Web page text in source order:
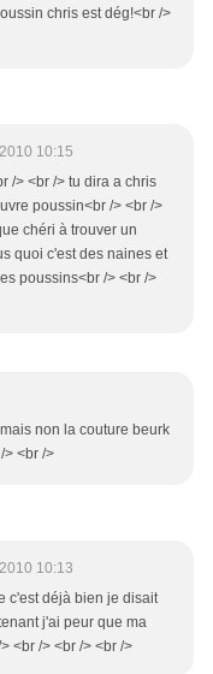
chris est dég!<br />
10:15
/> <br /> tu dira a chris
poussin<br /> <br />
chéri à trouver un
quoi c'est des naines et
poussins<br /> <br />
non la couture beurk
> <br />
10:13
c'est déjà bien je disait
j'ai peur que ma
<br /> <br /> <br />